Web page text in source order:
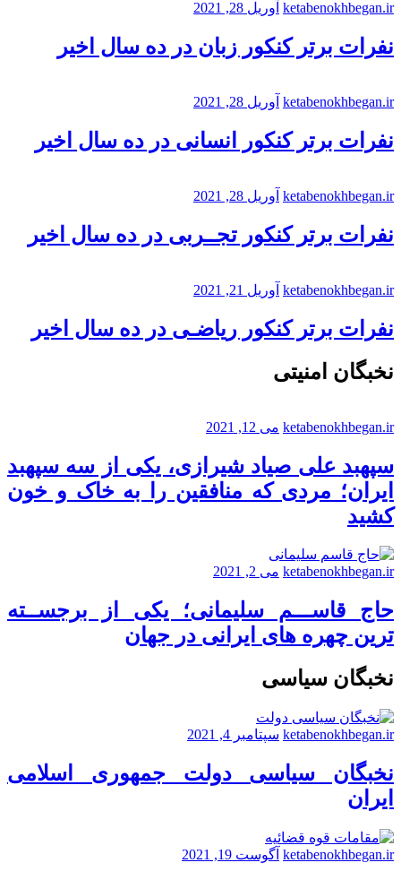
ketabenokhbegan.ir آوریل 28, 2021
نفرات برتر کنکور زبان در ده سال اخیر
ketabenokhbegan.ir آوریل 28, 2021
نفرات برتر کنکور انسانی در ده سال اخیر
ketabenokhbegan.ir آوریل 28, 2021
نفرات برتر کنکور تجــربی در ده سال اخیر
ketabenokhbegan.ir آوریل 21, 2021
نفرات برتر کنکور ریاضـی در ده سال اخیر
نخبگان امنیتی
ketabenokhbegan.ir می 12, 2021
سپهبد علی صیاد شیرازی، یکی از سه سپهبد
ایران؛ مردی که منافقین را به خاک و خون
کشید
ketabenokhbegan.ir می 2, 2021
حاج قاســـم سلیمانی؛ یکی از برجســته
ترین چهره های ایرانی در جهان
نخبگان سیاسی
ketabenokhbegan.ir سپتامبر 4, 2021
نخبگان سیاسی دولت جمهوری اسلامی
ایران
ketabenokhbegan.ir آگوست 19, 2021